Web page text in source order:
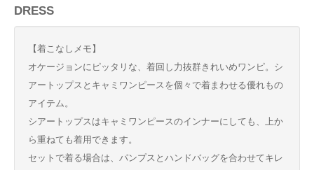
DRESS
【着こなしメモ】
オケージョンにピッタリな、着回し力抜群きれいめワンピ。シ
アートップスとキャミワンピースを個々で着まわせる優れもの
アイテム。
シアートップスはキャミワンピースのインナーにしても、上か
ら重ねても着用できます。
セットで着る場合は、パンプスとハンドバッグを合わせてキレ